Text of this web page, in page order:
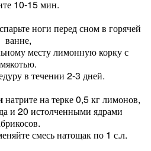
10-15 мин.
ноги перед сном в горячей
ванне,
месту лимонную корку с
мякотью.
в течении 2-3 дней.
натрите на терке 0,5 кг лимонов,
и 20 истолченными ядрами
смесь натощак по 1 с.л.